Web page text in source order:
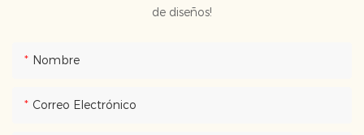
de diseños!
Nombre
Correo Electrónico